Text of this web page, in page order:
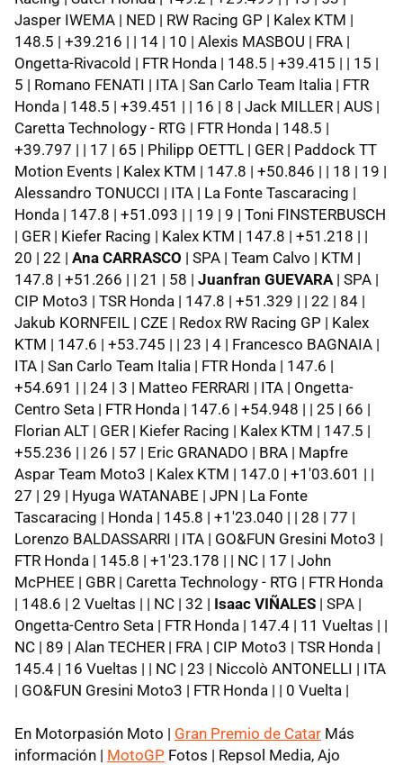
Jasper IWEMA | NED | RW Racing GP | Kalex KTM |
148.5 | +39.216 | | 14 | 10 | Alexis MASBOU | FRA |
Ongetta-Rivacold | FTR Honda | 148.5 | +39.415 | | 15 |
5 | Romano FENATI | ITA | San Carlo Team Italia | FTR
Honda | 148.5 | +39.451 | | 16 | 8 | Jack MILLER | AUS |
Caretta Technology - RTG | FTR Honda | 148.5 |
+39.797 | | 17 | 65 | Philipp OETTL | GER | Paddock TT
Motion Events | Kalex KTM | 147.8 | +50.846 | | 18 | 19 |
Alessandro TONUCCI | ITA | La Fonte Tascaracing |
Honda | 147.8 | +51.093 | | 19 | 9 | Toni FINSTERBUSCH
| GER | Kiefer Racing | Kalex KTM | 147.8 | +51.218 | |
20 | 22 | Ana CARRASCO | SPA | Team Calvo | KTM |
147.8 | +51.266 | | 21 | 58 | Juanfran GUEVARA | SPA |
CIP Moto3 | TSR Honda | 147.8 | +51.329 | | 22 | 84 |
Jakub KORNFEIL | CZE | Redox RW Racing GP | Kalex
KTM | 147.6 | +53.745 | | 23 | 4 | Francesco BAGNAIA |
ITA | San Carlo Team Italia | FTR Honda | 147.6 |
+54.691 | | 24 | 3 | Matteo FERRARI | ITA | Ongetta-
Centro Seta | FTR Honda | 147.6 | +54.948 | | 25 | 66 |
Florian ALT | GER | Kiefer Racing | Kalex KTM | 147.5 |
+55.236 | | 26 | 57 | Eric GRANADO | BRA | Mapfre
Aspar Team Moto3 | Kalex KTM | 147.0 | +1'03.601 | |
27 | 29 | Hyuga WATANABE | JPN | La Fonte
Tascaracing | Honda | 145.8 | +1'23.040 | | 28 | 77 |
Lorenzo BALDASSARRI | ITA | GO&FUN Gresini Moto3 |
FTR Honda | 145.8 | +1'23.178 | | NC | 17 | John
McPHEE | GBR | Caretta Technology - RTG | FTR Honda
| 148.6 | 2 Vueltas | | NC | 32 | Isaac VIÑALES | SPA |
Ongetta-Centro Seta | FTR Honda | 147.4 | 11 Vueltas | |
NC | 89 | Alan TECHER | FRA | CIP Moto3 | TSR Honda |
145.4 | 16 Vueltas | | NC | 23 | Niccolò ANTONELLI | ITA
| GO&FUN Gresini Moto3 | FTR Honda | | 0 Vuelta |
En Motorpasión Moto | Gran Premio de Catar Más
información | MotoGP Fotos | Repsol Media, Ajo